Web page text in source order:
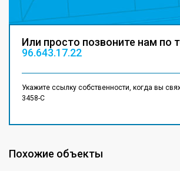
Или просто позвоните нам по
96.643.17.22
Укажите ссылку собственности, когда вы
3458-C
Похожие объекты